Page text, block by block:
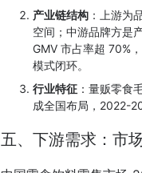
产业链结构 ：上游为
空间；中游品牌方是
GMV 市占率超 70%
模式闭环。
行业特征 ：量贩零食
成全国布局，2022-
五、下游需求：市